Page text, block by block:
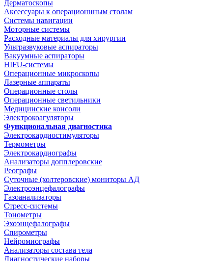
Дерматоскопы
Аксессуары к операционнным столам
Системы навигации
Моторные системы
Расходные материалы для хирургии
Ультразвуковые аспираторы
Вакуумные аспираторы
HIFU-системы
Операционные микроскопы
Лазерные аппараты
Операционные столы
Операционные светильники
Медицинские консоли
Электрокоагуляторы
Функциональная диагностика
Электрокардиостимуляторы
Термометры
Электрокардиографы
Анализаторы допплеровские
Реографы
Суточные (холтеровские) мониторы АД
Электроэнцефалографы
Газоанализаторы
Стресс-системы
Тонометры
Эхоэнцефалографы
Спирометры
Нейромиографы
Анализаторы состава тела
Диагностические наборы